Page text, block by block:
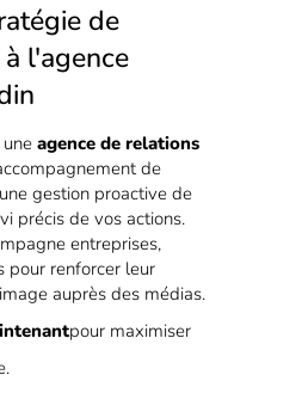
de
l'agence
uneagence de relations
de
gestion proactive de
précis de vos actions.
entreprises,
pour renforcer leur
auprès des médias.
pour maximiser